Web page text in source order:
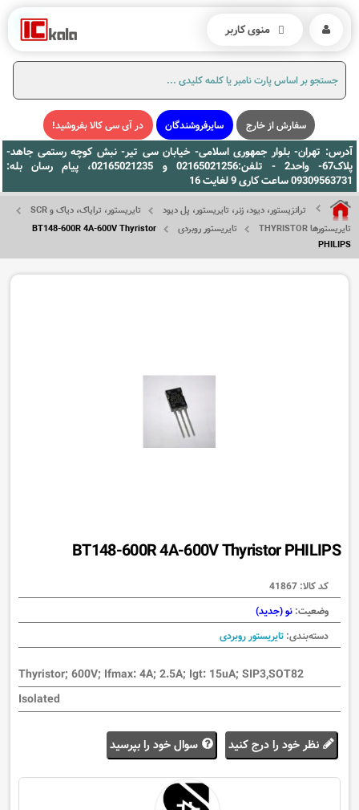
سفارش از خارج سایرفروشندگان در آی سی کالا بفروشید!
آدرس: تهران- بلوار جمهوری اسلامی- خیابان سی تیر- نبش کوچه رستمی جاهد-
پلاک67- واحد2 - تلفن:02165021256 و 02165021235، پیام رسان بله:
09309563731 ساعت کاری 9 لغایت 16
ترانزیستور، دیود، زنر، تایریستور، پل دیود
تایریستور، ترایاک، دیاک و SCR
تایریستورها THYRISTOR
تایریستور روبردی
BT148-600R 4A-600V Thyristor
PHILIPS
BT148-600R 4A-600V Thyristor PHILIPS
کد کالا: 41867
وضعیت: نو (جدید)
دسته‌بندی: تایریستور روبردی
Thyristor; 600V; Ifmax: 4A; 2.5A; Igt: 15uA; SIP3,SOT82
Isolated
نظر خود را درج کنید سوال خود را بپرسید
منوی کاربر